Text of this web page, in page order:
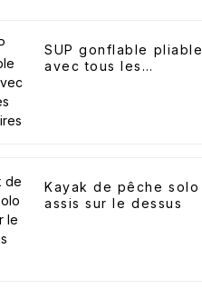
SUP gonflable pliable
avec tous les
Kayak de pêche solo
assis sur le dessus